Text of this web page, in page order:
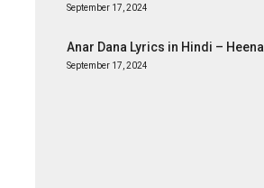
September 17, 2024
Anar Dana Lyrics in Hindi – Heena
September 17, 2024